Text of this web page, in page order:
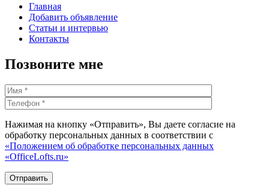
Главная
Добавить объявление
Статьи и интервью
Контакты
Позвоните мне
Нажимая на кнопку «Отправить», Вы даете согласие на
обработку персональных данных в соответствии с
«Положением об обработке персональных данных
«OfficeLofts.ru»